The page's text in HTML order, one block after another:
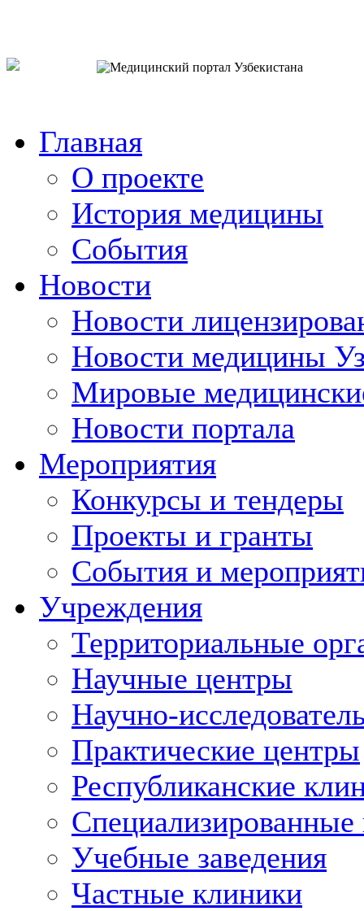
Главная
О проекте
История медицины
События
Новости
Новости
Новости медицины
Мировые
Новости портала
Мероприятия
Конкурсы и тендеры
Проекты и гранты
События и
Учреждения
Территориальные
Научные центры
Научно-
Практические центры
Республиканские
Учебные заведения
Частные клиники